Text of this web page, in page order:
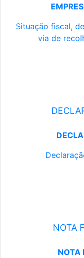
Situação fiscal,
via de
NOTA
NOTA